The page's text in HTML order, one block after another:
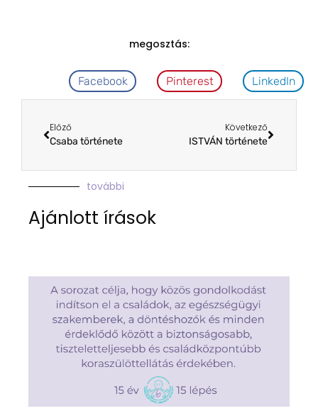
megosztás:
Facebook Pinterest LinkedIn
Előző
Csaba története
Következő
ISTVÁN története
további
Ajánlott írások